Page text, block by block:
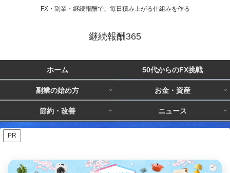
FX・副業・継続報酬で、毎日積み上がる仕組みを作る
継続報酬365
ホーム 50代からのFX挑戦
副業の始め方 お金・資産
節約・改善 ニュース
PR